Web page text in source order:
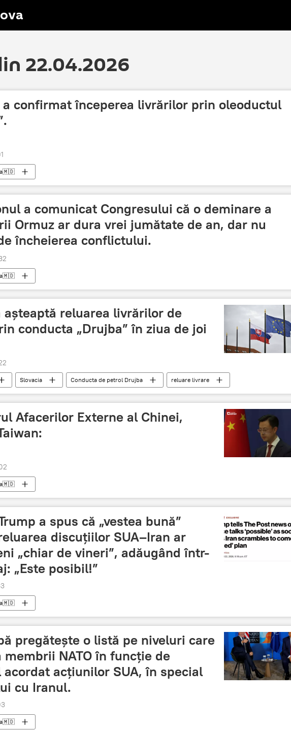
22.04.2026
a confirmat începerea livrărilor prin oleoductul
a comunicat Congresului că o deminare a
Ormuz ar dura vrei jumătate de an, dar nu
încheierea conflictului.
așteaptă reluarea livrărilor de
conducta „Drujba” în ziua de joi
Slovacia Conducta de petrol Drujba reluare livrare
Afacerilor Externe al Chinei,
a spus că „vestea bună”
discuțiilor SUA–Iran ar
„chiar de vineri”, adăugând într-
„Este posibil!”
pregătește o listă pe niveluri care
membrii NATO în funcție de
acțiunilor SUA, în special
cu Iranul.